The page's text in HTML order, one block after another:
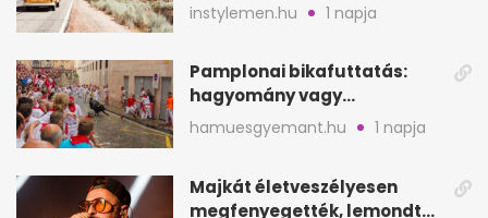
instylemen.hu 1 napja
Pamplonai bikafuttatás:
hagyomány vagy
értelmetlen vérontás?
hamuesgyemant.hu 1 napja
Majkát életveszélyesen
megfenyegették, lemondta